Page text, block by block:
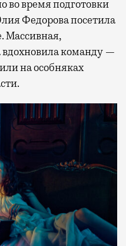
во время подготовки
Федорова посетила
Массивная,
вдохновила команду —
на особняках